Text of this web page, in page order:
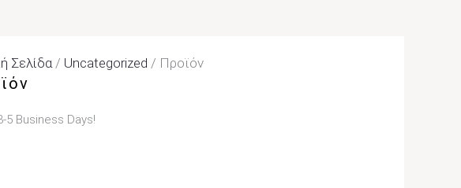
Σελίδα/ Uncategorized / Προϊόν
5 Business Days!